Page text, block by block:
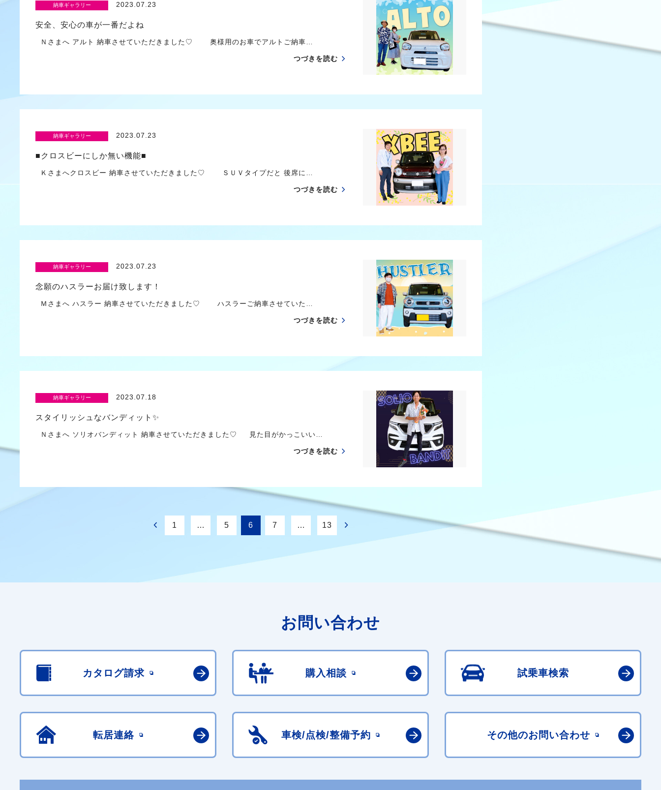
納車ギャラリー 2023.07.23
安全、安心の車が一番だよね
Ｎさまへ アルト 納車させていただきました♡ 奥様用のお車でアルトご納車…
つづきを読む
納車ギャラリー 2023.07.23
■クロスビーにしか無い機能■
Ｋさまへクロスビー 納車させていただきました♡ ＳＵＶタイプだと 後席に…
つづきを読む
納車ギャラリー 2023.07.23
念願のハスラーお届け致します！
Ｍさまへ ハスラー 納車させていただきました♡ ハスラーご納車させていた…
つづきを読む
納車ギャラリー 2023.07.18
スタイリッシュなバンディット✨
Ｎさまへ ソリオバンディット 納車させていただきました♡ 見た目がかっこいい…
つづきを読む
1 … 5 6 7 … 13
お問い合わせ
カタログ請求 購入相談 試乗車検索
転居連絡 車検/点検/整備予約 その他のお問い合わせ